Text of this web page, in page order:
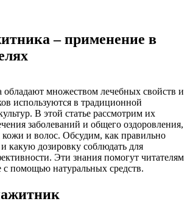
– применение в
множеством лечебных свойств и
используются в традиционной
В этой статье рассмотрим их
заболеваний и общего оздоровления,
кожи и волос. Обсудим, как правильно
какую дозировку соблюдать для
Эти знания помогут читателям
с помощью натуральных средств.